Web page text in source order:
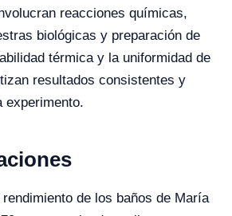
reacciones químicas,
biológicas y preparación de
térmica y la uniformidad de
resultados consistentes y
experimento.
de los baños de María